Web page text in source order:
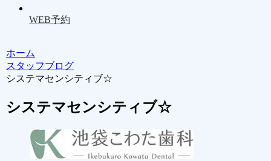
WEB予約
ホーム
スタッフブログ
システマセンシティブ☆
システマセンシティブ☆